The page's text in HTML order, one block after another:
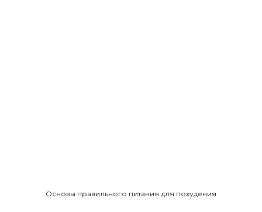
Основы правильного питания для похудения